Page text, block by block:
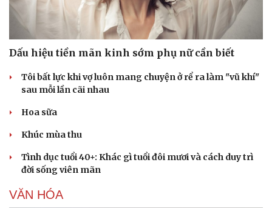
Dấu hiệu tiền mãn kinh sớm phụ nữ cần biết
Tôi bất lực khi vợ luôn mang chuyện ở rể ra làm "vũ khí"
sau mỗi lần cãi nhau
Hoa sữa
Khúc mùa thu
Tình dục tuổi 40+: Khác gì tuổi đôi mươi và cách duy trì
đời sống viên mãn
VĂN HÓA